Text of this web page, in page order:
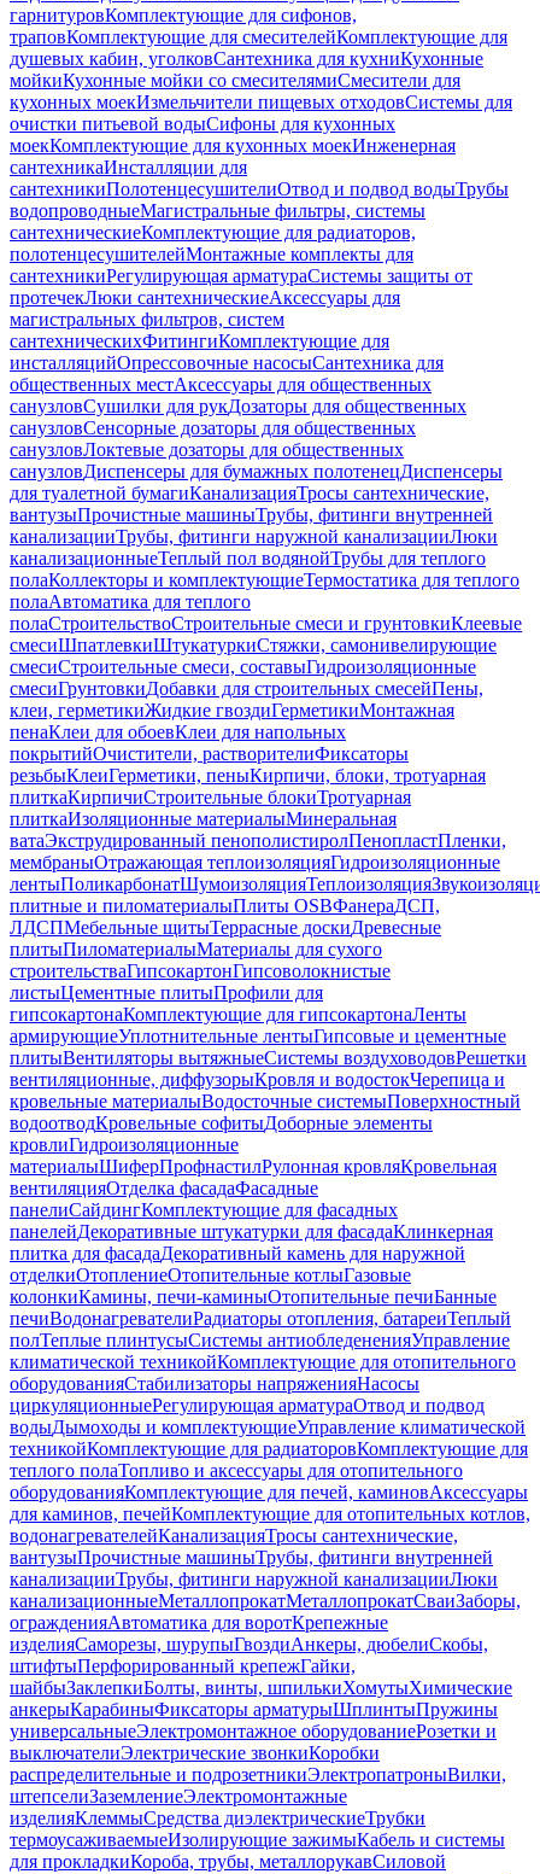
гарнитуровКомплектующие для сифонов,
траповКомплектующие для смесителейКомплектующие для
душевых кабин, уголковСантехника для кухниКухонные
мойкиКухонные мойки со смесителямиСмесители для
кухонных моекИзмельчители пищевых отходовСистемы для
очистки питьевой водыСифоны для кухонных
моекКомплектующие для кухонных моекИнженерная
сантехникаИнсталляции для
сантехникиПолотенцесушителиОтвод и подвод водыТрубы
водопроводныеМагистральные фильтры, системы
сантехническиеКомплектующие для радиаторов,
полотенцесушителейМонтажные комплекты для
сантехникиРегулирующая арматураСистемы защиты от
протечекЛюки сантехническиеАксессуары для
магистральных фильтров, систем
сантехническихФитингиКомплектующие для
инсталляцийОпрессовочные насосыСантехника для
общественных местАксессуары для общественных
санузловСушилки для рукДозаторы для общественных
санузловСенсорные дозаторы для общественных
санузловЛоктевые дозаторы для общественных
санузловДиспенсеры для бумажных полотенецДиспенсеры
для туалетной бумагиКанализацияТросы сантехнические,
вантузыПрочистные машиныТрубы, фитинги внутренней
канализацииТрубы, фитинги наружной канализацииЛюки
канализационныеТеплый пол водянойТрубы для теплого
полаКоллекторы и комплектующиеТермостатика для теплого
полаАвтоматика для теплого
полаСтроительствоСтроительные смеси и грунтовкиКлеевые
смесиШпатлевкиШтукатуркиСтяжки, самонивелирующие
смесиСтроительные смеси, составыГидроизоляционные
смесиГрунтовкиДобавки для строительных смесейПены,
клеи, герметикиЖидкие гвоздиГерметикиМонтажная
пенаКлеи для обоевКлеи для напольных
покрытийОчистители, растворителиФиксаторы
резьбыКлеиГерметики, пеныКирпичи, блоки, тротуарная
плиткаКирпичиСтроительные блокиТротуарная
плиткаИзоляционные материалыМинеральная
ватаЭкструдированный пенополистиролПенопластПленки,
мембраныОтражающая теплоизоляцияГидроизоляционные
лентыПоликарбонатШумоизоляцияТеплоизоляция
плитные и пиломатериалыПлиты OSBФанераДСП,
ЛДСПМебельные щитыТеррасные доскиДревесные
плитыПиломатериалыМатериалы для сухого
строительстваГипсокартонГипсоволокнистые
листыЦементные плитыПрофили для
гипсокартонаКомплектующие для гипсокартонаЛенты
армирующиеУплотнительные лентыГипсовые и цементные
плитыВентиляторы вытяжныеСистемы воздуховодовРешетки
вентиляционные, диффузорыКровля и водостокЧерепица и
кровельные материалыВодосточные системыПоверхностный
водоотводКровельные софитыДоборные элементы
кровлиГидроизоляционные
материалыШиферПрофнастилРулонная кровляКровельная
вентиляцияОтделка фасадаФасадные
панелиСайдингКомплектующие для фасадных
панелейДекоративные штукатурки для фасадаКлинкерная
плитка для фасадаДекоративный камень для наружной
отделкиОтоплениеОтопительные котлыГазовые
колонкиКамины, печи-каминыОтопительные печиБанные
печиВодонагревателиРадиаторы отопления, батареиТеплый
полТеплые плинтусыСистемы антиобледененияУправление
климатической техникойКомплектующие для отопительного
оборудованияСтабилизаторы напряженияНасосы
циркуляционныеРегулирующая арматураОтвод и подвод
водыДымоходы и комплектующиеУправление климатической
техникойКомплектующие для радиаторовКомплектующие для
теплого полаТопливо и аксессуары для отопительного
оборудованияКомплектующие для печей, каминовАксессуары
для каминов, печейКомплектующие для отопительных котлов,
водонагревателейКанализацияТросы сантехнические,
вантузыПрочистные машиныТрубы, фитинги внутренней
канализацииТрубы, фитинги наружной канализацииЛюки
канализационныеМеталлопрокатМеталлопрокатСваиЗаборы,
огражденияАвтоматика для воротКрепежные
изделияСаморезы, шурупыГвоздиАнкеры, дюбелиСкобы,
штифтыПерфорированный крепежГайки,
шайбыЗаклепкиБолты, винты, шпилькиХомутыХимические
анкерыКарабиныФиксаторы арматурыШплинтыПружины
универсальныеЭлектромонтажное оборудованиеРозетки и
выключателиЭлектрические звонкиКоробки
распределительные и подрозетникиЭлектропатроныВилки,
штепселиЗаземлениеЭлектромонтажные
изделияКлеммыСредства диэлектрическиеТрубки
термоусаживаемыеИзолирующие зажимыКабель и системы
для прокладкиКороба, трубы, металлорукавСиловой